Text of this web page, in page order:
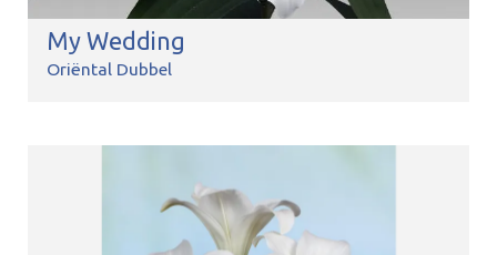
My Wedding
Oriëntal Dubbel